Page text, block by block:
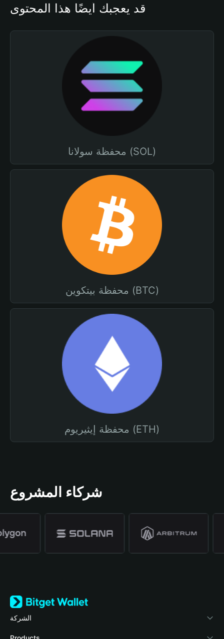
قد يعجبك أيضًا هذا المحتوى
محفظة سولانا (SOL)
محفظة بيتكوين (BTC)
محفظة إيثيريوم (ETH)
شركاء المشروع
الشركة